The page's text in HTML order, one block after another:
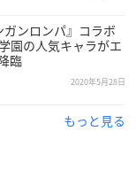
ガンロンパ』コラボ
園の人気キャラがエ
臨
2020年5月28日
もっと見る